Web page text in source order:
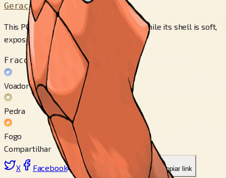
Geração 1
This POKéMON is vulnerable to attack while its shell is soft,
exposing its weak and tender body.
Fraco contra
Voador
Pedra
Fogo
Compartilhar
X Facebook LinkedIn Copiar link